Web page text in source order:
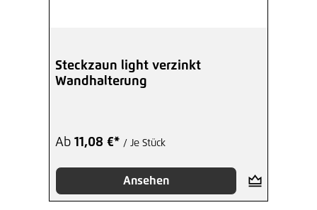
Steckzaun light verzinkt
Wandhalterung
Ab 11,08 €* / Je Stück
Ansehen